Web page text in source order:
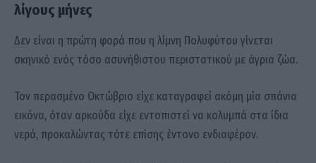
λίγους μήνες
Δεν είναι η πρώτη φορά που η λίμνη Πολυφύτου γίνεται
σκηνικό ενός τόσο ασυνήθιστου περιστατικού με άγρια ζώα.
Τον περασμένο Οκτώβριο είχε καταγραφεί ακόμη μία σπάνια
εικόνα, όταν αρκούδα είχε εντοπιστεί να κολυμπά στα ίδια
νερά, προκαλώντας τότε επίσης έντονο ενδιαφέρον.